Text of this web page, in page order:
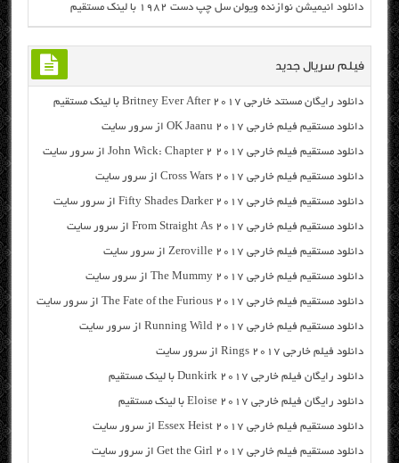
دانلود انیمیشن نوازنده ویولن سل چپ دست ۱۹۸۲ با لینک مستقیم
فیلم سریال جدید
دانلود رایگان مسنتد خارجی Britney Ever After 2017 با لینک مستقیم
دانلود مستقیم فیلم خارجی OK Jaanu 2017 از سرور سایت
دانلود مستقیم فیلم خارجی John Wick: Chapter 2 2017 از سرور سایت
دانلود مستقیم فیلم خارجی Cross Wars 2017 از سرور سایت
دانلود مستقیم فیلم خارجی Fifty Shades Darker 2017 از سرور سایت
دانلود مستقیم فیلم خارجی From Straight As 2017 از سرور سایت
دانلود مستقیم فیلم خارجی Zeroville 2017 از سرور سایت
دانلود مستقیم فیلم خارجی The Mummy 2017 از سرور سایت
دانلود مستقیم فیلم خارجی The Fate of the Furious 2017 از سرور سایت
دانلود مستقیم فیلم خارجی Running Wild 2017 از سرور سایت
دانلود فیلم خارجی Rings 2017 از سرور سایت
دانلود رایگان فیلم خارجی Dunkirk 2017 با لینک مستقیم
دانلود رایگان فیلم خارجی Eloise 2017 با لینک مستقیم
دانلود مستقیم فیلم خارجی Essex Heist 2017 از سرور سایت
دانلود مستقیم فیلم خارجی Get the Girl 2017 از سرور سایت